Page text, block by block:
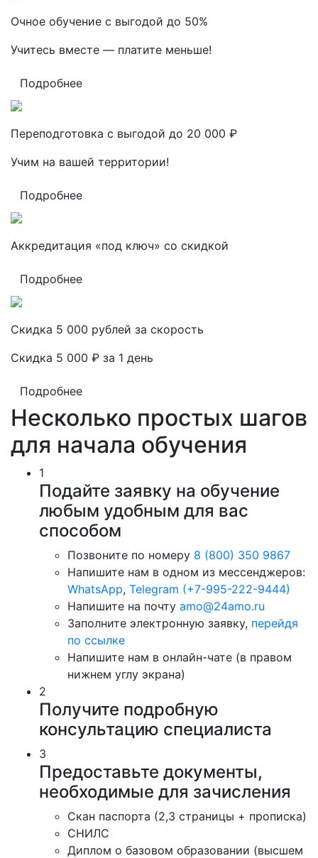
Очное обучение с выгодой до 50%
Учитесь вместе — платите меньше!
Подробнее
Переподготовка с выгодой до 20 000 ₽
Учим на вашей территории!
Подробнее
Аккредитация «под ключ» со скидкой
Подробнее
Скидка 5 000 рублей за скорость
Скидка 5 000 ₽ за 1 день
Подробнее
Несколько простых шагов
для начала обучения
1
Подайте заявку на обучение
любым удобным для вас
способом
Позвоните по номеру 8 (800) 350 9867
Напишите нам в одном из мессенджеров:
WhatsApp, Telegram (+7-995-222-9444)
Напишите на почту amo@24amo.ru
Заполните электронную заявку, перейдя
по ссылке
Напишите нам в онлайн-чате (в правом
нижнем углу экрана)
2
Получите подробную
консультацию специалиста
3
Предоставьте документы,
необходимые для зачисления
Скан паспорта (2,3 страницы + прописка)
СНИЛС
Диплом о базовом образовании (высшем